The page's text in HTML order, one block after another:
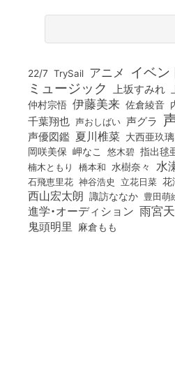
22/7 TrySail アニメ イベン
ミュージック 上坂すみれ
仲村宗悟 伊藤美来 佐倉綾音
千葉翔也 声おしばい 声グラ
声優図鑑 夏川椎菜 大西亜玖璃
岡咲美保 岬なこ 悠木碧 指出毬
楠木ともり 橋本和 水樹奈々 水
石飛恵里花 神谷浩史 立花日菜 花
西山宏太朗 諏訪ななか 豊田萌
進学・オーディション 雨宮天
鬼頭明里 麻倉もも